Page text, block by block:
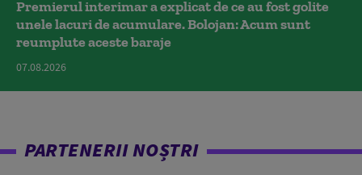
Premierul interimar a explicat de ce au fost golite
unele lacuri de acumulare. Bolojan: Acum sunt
reumplute aceste baraje
07.08.2026
PARTENERII NOȘTRI